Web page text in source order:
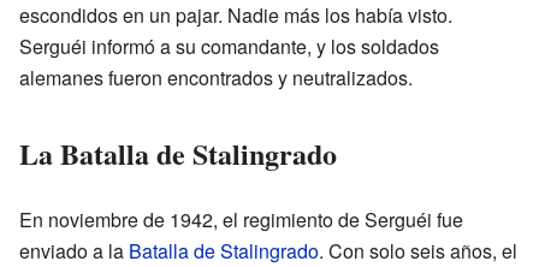
escondidos en un pajar. Nadie más los había visto.
Serguéi informó a su comandante, y los soldados
alemanes fueron encontrados y neutralizados.
La Batalla de Stalingrado
En noviembre de 1942, el regimiento de Serguéi fue
enviado a la Batalla de Stalingrado. Con solo seis años, el